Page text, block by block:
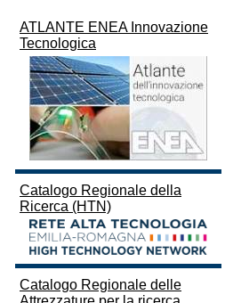
ATLANTE ENEA Innovazione
Tecnologica
Catalogo Regionale della
Ricerca (HTN)
Catalogo Regionale delle